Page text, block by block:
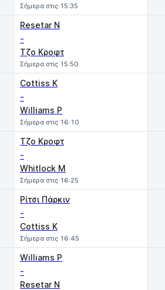
Σήμερα στις 15:35
Resetar N
-
Τζο Κροφτ
Σήμερα στις 15:50
Cottiss K
-
Williams P
Σήμερα στις 16:10
Τζο Κροφτ
-
Whitlock M
Σήμερα στις 16:25
Ρίτσι Πάρκιν
-
Cottiss K
Σήμερα στις 16:45
Williams P
-
Resetar N